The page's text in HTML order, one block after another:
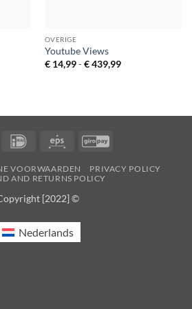
OVERIGE
Youtube Views
€14,99 - €439,99Prijsklasse:
IDeal Eps GiroPay
VOORWAARDEN
PRIVACY POLICY
AND RETURNS POLICY
[2022] ©
Nederlands